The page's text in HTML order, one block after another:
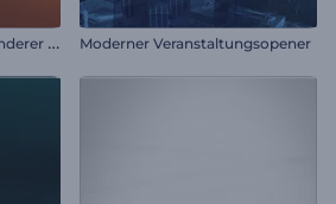
M
ystischer Weltraumwanderer Intro Moderner Veranstaltungsopener